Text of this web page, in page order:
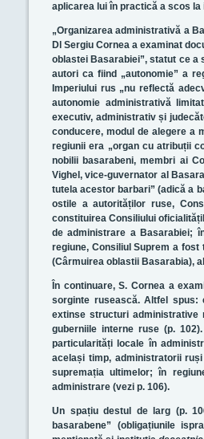
aplicarea lui în practică a scos
„Organizarea administrativă a
Dl Sergiu Cornea a examinat
oblastei Basarabiei”, statut ce a
autori ca fiind „autonomie” a
Imperiului rus „nu reflectă
autonomie administrativă
executiv, administrativ și
conducere, modul de alegere a
regiunii era „organ cu atribuții
nobilii basarabeni, membri ai
Vighel, vice-guvernator al
tutela acestor barbari” (adică a
ostile a autorităților ruse,
constituirea Consiliului
de administrare a Basarabiei;
regiune, Consiliul Suprem a
(Cârmuirea oblastii Basarabia),
În continuare, S. Cornea a
sorginte rusească. Altfel spus:
extinse structuri administrative
guberniile interne ruse (p.
particularități locale în
același timp, administratorii
supremația ultimelor; în
administrare (vezi p. 106).
Un spațiu destul de larg (p.
basarabene” (obligațiunile